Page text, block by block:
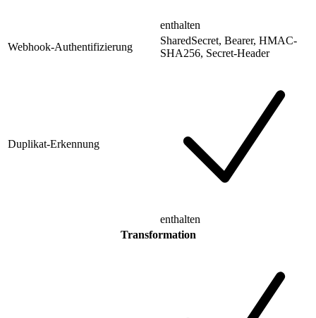
enthalten
Webhook-Authentifizierung
SharedSecret, Bearer, HMAC-
SHA256, Secret-Header
Duplikat-Erkennung
enthalten
Transformation